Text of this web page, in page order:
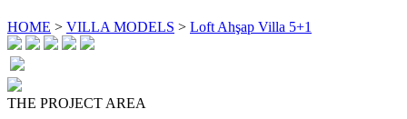
HOME > VILLA MODELS > Loft Ahşap Villa 5+1
THE PROJECT AREA